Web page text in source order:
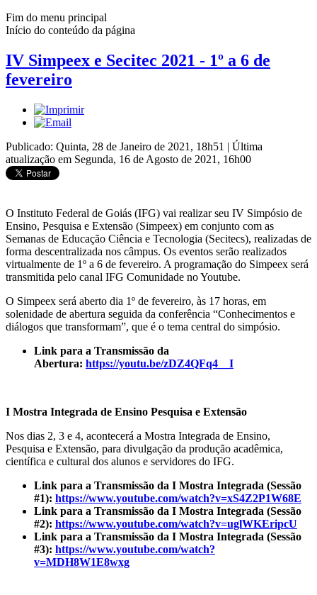
Fim do menu principal
Início do conteúdo da página
IV Simpeex e Secitec 2021 - 1º a 6 de
fevereiro
Publicado: Quinta, 28 de Janeiro de 2021, 18h51 | Última
atualização em Segunda, 16 de Agosto de 2021, 16h00
O Instituto Federal de Goiás (IFG) vai realizar seu IV Simpósio de
Ensino, Pesquisa e Extensão (Simpeex) em conjunto com as
Semanas de Educação Ciência e Tecnologia (Secitecs), realizadas de
forma descentralizada nos câmpus. Os eventos serão realizados
virtualmente de 1º a 6 de fevereiro. A programação do Simpeex será
transmitida pelo canal IFG Comunidade no Youtube.
O Simpeex será aberto dia 1º de fevereiro, às 17 horas, em
solenidade de abertura seguida da conferência “Conhecimentos e
diálogos que transformam”, que é o tema central do simpósio.
Link para a Transmissão da
Abertura: https://youtu.be/zDZ4QFq4__I
I Mostra Integrada de Ensino Pesquisa e Extensão
Nos dias 2, 3 e 4, acontecerá a Mostra Integrada de Ensino,
Pesquisa e Extensão, para divulgação da produção acadêmica,
científica e cultural dos alunos e servidores do IFG.
Link para a Transmissão da I Mostra Integrada (Sessão
#1): https://www.youtube.com/watch?v=xS4Z2P1W68E
Link para a Transmissão da I Mostra Integrada (Sessão
#2): https://www.youtube.com/watch?v=uglWKEripcU
Link para a Transmissão da I Mostra Integrada (Sessão
#3): https://www.youtube.com/watch?
v=MDH8W1E8wxg